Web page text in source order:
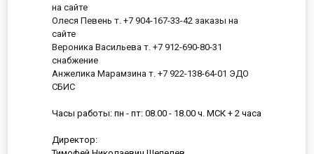
на сайте
Олеся Певень т. +7 904-167-33-42 заказы на
сайте
Вероника Васильева т. +7 912-690-80-31
снабжение
Анжелика Марамзина т. +7 922-138-64-01 ЭДО
СБИС
Часы работы: пн - пт: 08.00 - 18.00 ч. МСК + 2 часа
Директор: